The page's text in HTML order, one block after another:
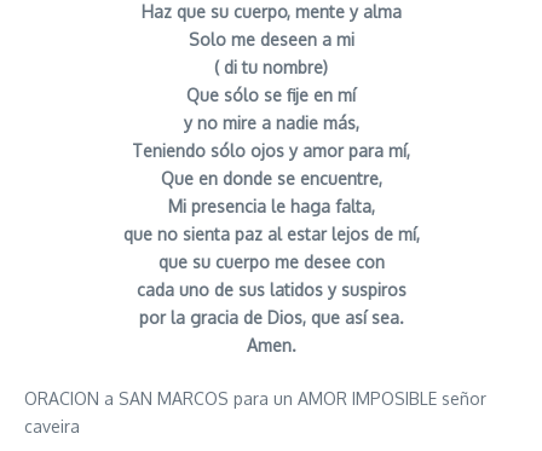
Haz que su cuerpo, mente y alma
Solo me deseen a mi
( di tu nombre)
Que sólo se fije en mí
y no mire a nadie más,
Teniendo sólo ojos y amor para mí,
Que en donde se encuentre,
Mi presencia le haga falta,
que no sienta paz al estar lejos de mí,
que su cuerpo me desee con
cada uno de sus latidos y suspiros
por la gracia de Dios, que así sea.
Amen.
ORACION a SAN MARCOS para un AMOR IMPOSIBLE señor
caveira